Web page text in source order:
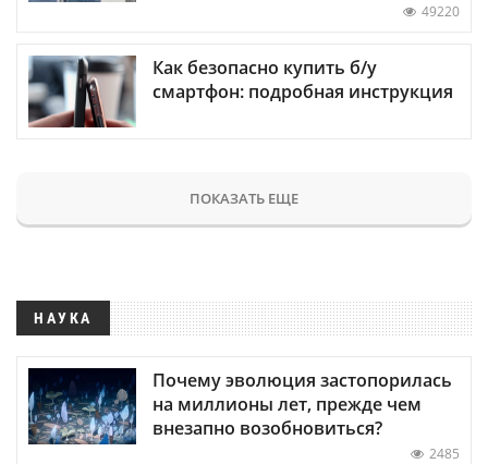
49220
Как безопасно купить б/у
смартфон: подробная инструкция
ПОКАЗАТЬ ЕЩЕ
НАУКА
Почему эволюция застопорилась
на миллионы лет, прежде чем
внезапно возобновиться?
2485